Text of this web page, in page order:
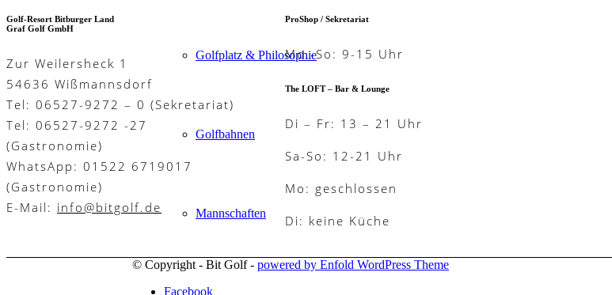
Golfplatz & Philosophie
Golfbahnen
Mannschaften
Platzregeln
Golf-Resort Bitburger Land
Graf Golf GmbH
Zur Weilersheck 1
54636 Wißmannsdorf
Tel: 06527-9272 – 0 (Sekretariat)
Tel: 06527-9272 -27
(Gastronomie)
WhatsApp: 01522 6719017
(Gastronomie)
E-Mail: info@bitgolf.de
ProShop / Sekretariat
Mo.-So: 9-15 Uhr
The LOFT – Bar & Lounge
Di – Fr: 13 – 21 Uhr
Sa-So: 12-21 Uhr
Mo: geschlossen
Di: keine Küche
© Copyright - Bit Golf - powered by Enfold WordPress Theme
Facebook